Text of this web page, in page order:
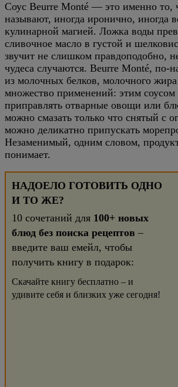
Соус Beurre Monté — это именно то,
называют, иногда иронично, иногда
кулинарной магией. Ложка воды
сливочное масло в густой и
звучит не слишком правдоподобно,
чудеса случаются. Beurre Monté, по-
из молочных белков, молочного
множество применений: этим
приправлять отварные овощи или
можно смазать только что снятый с
можно деликатно припускать
Незаменимый, одним словом,
понимает.
НАДОЕЛО ГОТОВИТЬ ОДНО
И ТО ЖЕ?
10 сочетаний для 100+ новых
блюд без поиска рецептов –
введите ваш емейл, чтобы
получить книгу в подарок:
Скачайте книгу бесплатно – и
удивите себя и близких уже сегодня!